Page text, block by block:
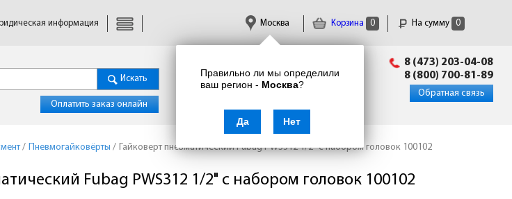
Корзина 0 На сумму 0
Правильно ли мы определили
ваш регион - Москва?
Да Нет
Москва
информация
Искать
Оплатить заказ онлайн
info@enkor24.ru
8 (473) 203-04-08
8 (800) 700-81-89
Обратная связь
/ Пневмогайковёрты / Гайковерт пневматический Fubag PWS312 1/2" с набором головок 100102
Fubag PWS312 1/2" с набором головок 100102